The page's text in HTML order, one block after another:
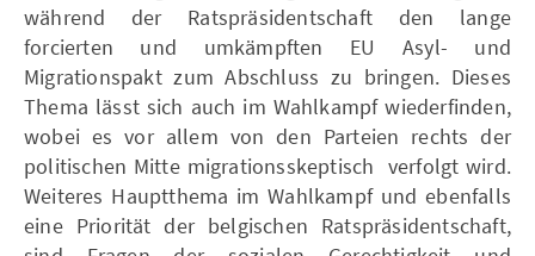
während der Ratspräsidentschaft den lange
forcierten und umkämpften EU Asyl- und
Migrationspakt zum Abschluss zu bringen. Dieses
Thema lässt sich auch im Wahlkampf wiederfinden,
wobei es vor allem von den Parteien rechts der
politischen Mitte migrationsskeptisch verfolgt wird.
Weiteres Hauptthema im Wahlkampf und ebenfalls
eine Priorität der belgischen Ratspräsidentschaft,